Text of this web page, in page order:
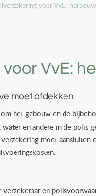
voor VvE:
VvE:
moet afdekken
het gebouw en de
en andere in de polis
moet
en